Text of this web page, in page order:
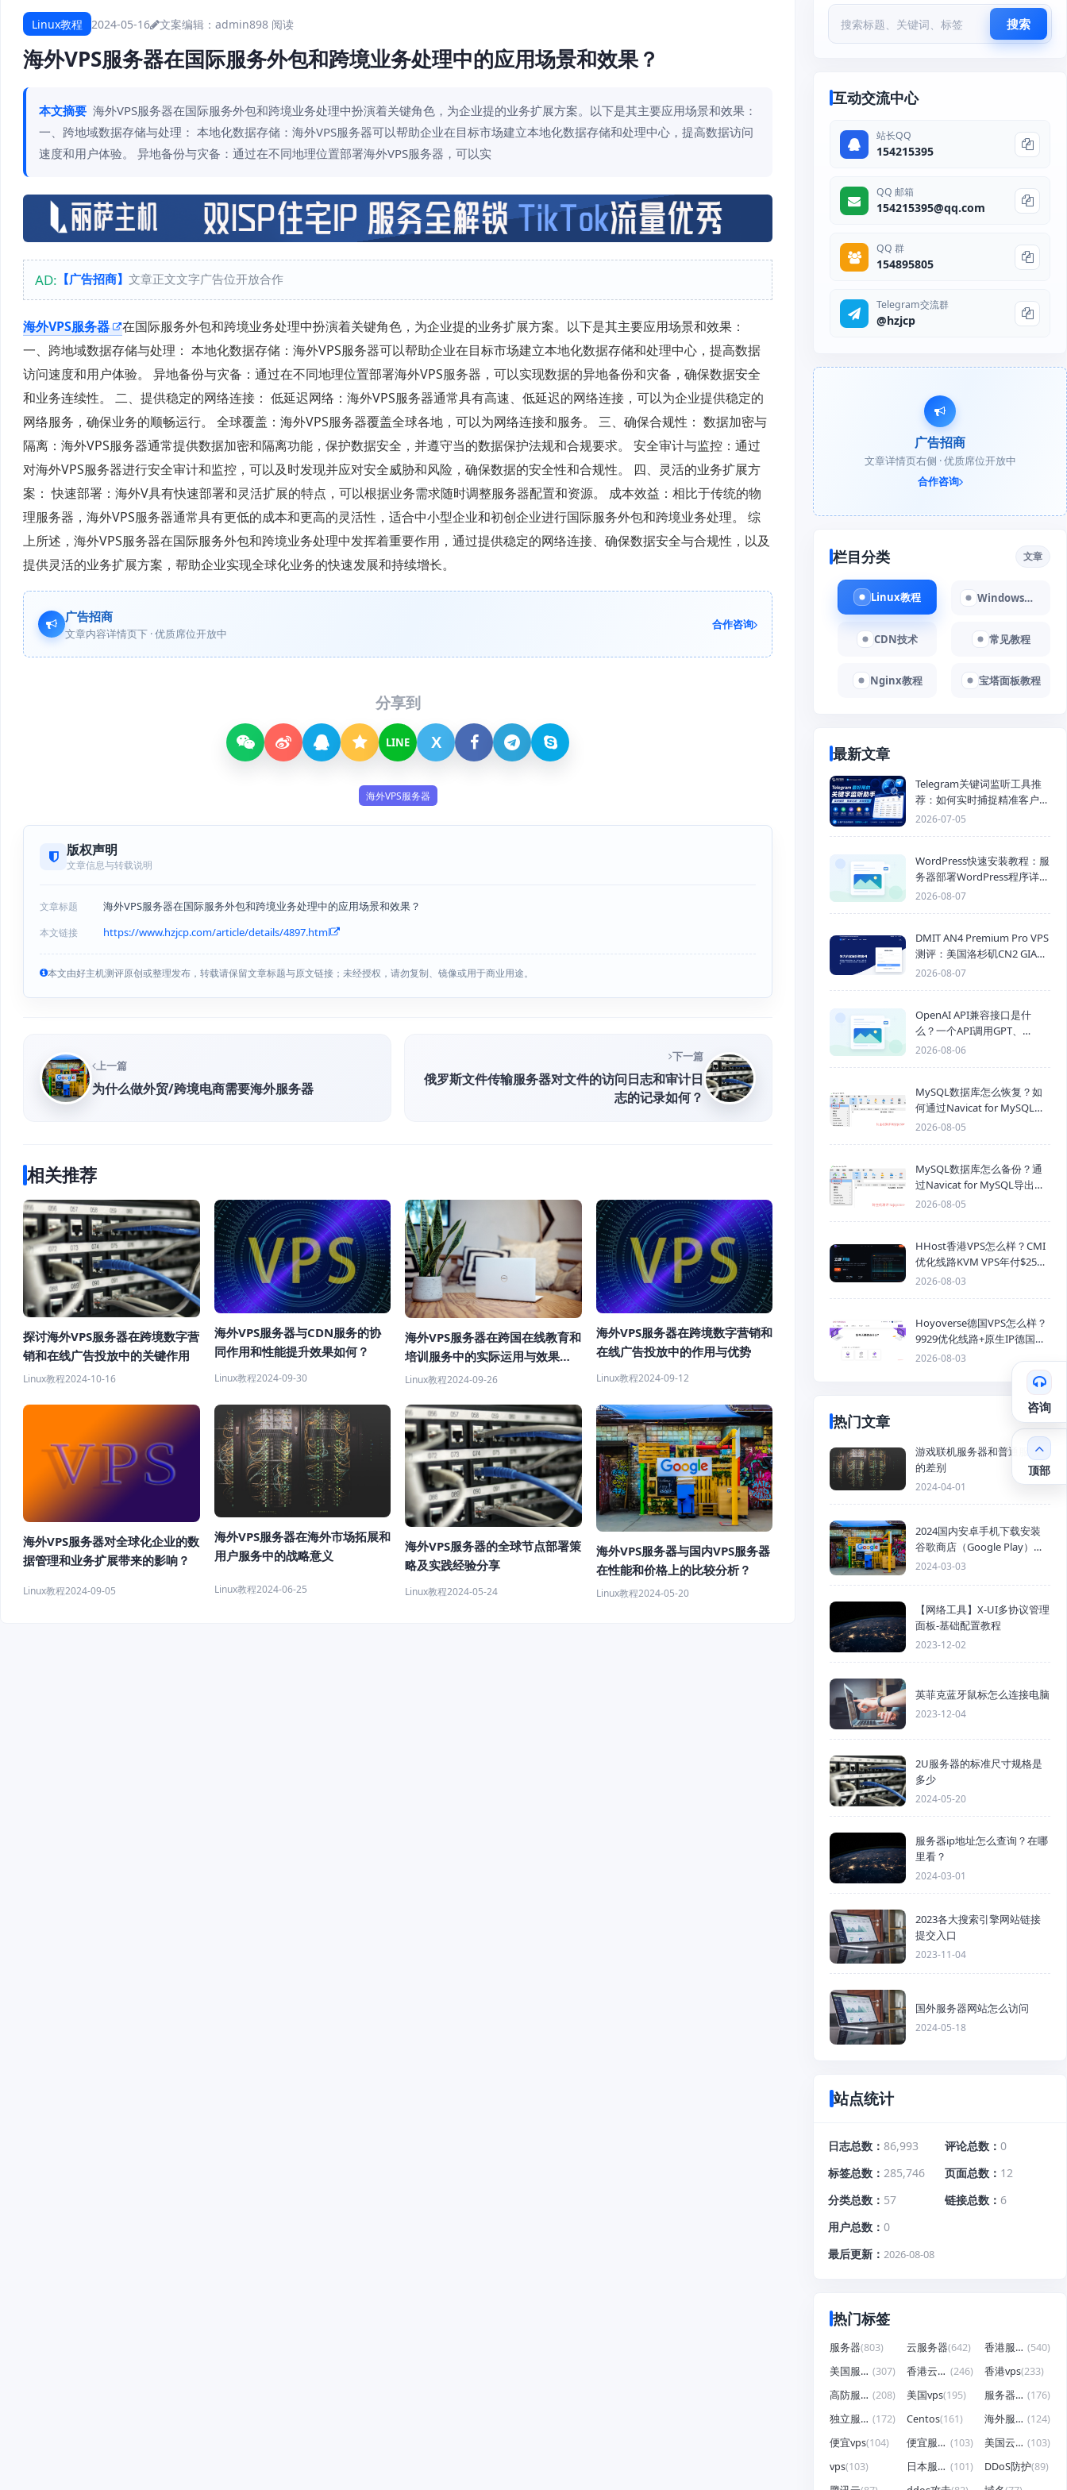
Linux教程 2024-05-16 文案编辑：admin898 阅读
海外VPS服务器在国际服务外包和跨境业务处理中的应用场景和效果？
本文摘要 海外VPS服务器在国际服务外包和跨境业务处理中扮演着关键角色，为企业提的业务扩展方案。以下是其主要应用场景和效果：
一、跨地域数据存储与处理： 本地化数据存储：海外VPS服务器可以帮助企业在目标市场建立本地化数据存储和处理中心，提高数据访问
速度和用户体验。 异地备份与灾备：通过在不同地理位置部署海外VPS服务器，可以实
AD: 【广告招商】 文章正文文字广告位开放合作
海外VPS服务器
在国际服务外包和跨境业务处理中扮演着关键角色，为企业提的业务扩展方案。以下是其主要应用场景和效果：
一、跨地域数据存储与处理： 本地化数据存储：海外VPS服务器可以帮助企业在目标市场建立本地化数据存储和处理中心，提高数据
访问速度和用户体验。 异地备份与灾备：通过在不同地理位置部署海外VPS服务器，可以实现数据的异地备份和灾备，确保数据安全
和业务连续性。 二、提供稳定的网络连接： 低延迟网络：海外VPS服务器通常具有高速、低延迟的网络连接，可以为企业提供稳定的
网络服务，确保业务的顺畅运行。 全球覆盖：海外VPS服务器覆盖全球各地，可以为网络连接和服务。 三、确保合规性： 数据加密与
隔离：海外VPS服务器通常提供数据加密和隔离功能，保护数据安全，并遵守当的数据保护法规和合规要求。 安全审计与监控：通过
对海外VPS服务器进行安全审计和监控，可以及时发现并应对安全威胁和风险，确保数据的安全性和合规性。 四、灵活的业务扩展方
案： 快速部署：海外V具有快速部署和灵活扩展的特点，可以根据业务需求随时调整服务器配置和资源。 成本效益：相比于传统的物
理服务器，海外VPS服务器通常具有更低的成本和更高的灵活性，适合中小型企业和初创企业进行国际服务外包和跨境业务处理。 综
上所述，海外VPS服务器在国际服务外包和跨境业务处理中发挥着重要作用，通过提供稳定的网络连接、确保数据安全与合规性，以及
提供灵活的业务扩展方案，帮助企业实现全球化业务的快速发展和持续增长。
广告招商
文章内容详情页下 · 优质席位开放中
合作咨询
分享到
LINE X
海外VPS服务器
版权声明
文章信息与转载说明
文章标题 海外VPS服务器在国际服务外包和跨境业务处理中的应用场景和效果？
本文链接 https://www.hzjcp.com/article/details/4897.html
本文由好主机测评原创或整理发布，转载请保留文章标题与原文链接；未经授权，请勿复制、镜像或用于商业用途。
上一篇
为什么做外贸/跨境电商需要海外服务器
下一篇
俄罗斯文件传输服务器对文件的访问日志和审计日
志的记录如何？
相关推荐
探讨海外VPS服务器在跨境数字营
销和在线广告投放中的关键作用
Linux教程2024-10-16
海外VPS服务器与CDN服务的协
同作用和性能提升效果如何？
Linux教程2024-09-30
海外VPS服务器在跨国在线教育和
培训服务中的实际运用与效果分
析
Linux教程2024-09-26
海外VPS服务器在跨境数字营销和
在线广告投放中的作用与优势
Linux教程2024-09-12
海外VPS服务器对全球化企业的数
据管理和业务扩展带来的影响？
Linux教程2024-09-05
海外VPS服务器在海外市场拓展和
用户服务中的战略意义
Linux教程2024-06-25
海外VPS服务器的全球节点部署策
略及实践经验分享
Linux教程2024-05-24
海外VPS服务器与国内VPS服务器
在性能和价格上的比较分析？
Linux教程2024-05-20
搜索
互动交流中心
站长QQ
154215395
QQ 邮箱
154215395@qq.com
QQ 群
154895805
Telegram交流群
@hzjcp
广告招商
文章详情页右侧 · 优质席位开放中
合作咨询
栏目分类 文章
Linux教程 Windows教程
CDN技术 常见教程
Nginx教程 宝塔面板教程
最新文章
Telegram关键词监听工具推
荐：如何实时捕捉精准客户，
提高获客效率？
2026-07-05
WordPress快速安装教程：服
务器部署WordPress程序详细
步骤
2026-08-07
DMIT AN4 Premium Pro VPS
测评：美国洛杉矶CN2 GIA三
网优化线路性能测试
2026-08-07
OpenAI API兼容接口是什
么？一个API调用GPT、
Claude、Gemini、DeepSeek
2026-08-06
MySQL数据库怎么恢复？如
何通过Navicat for MySQL导
入SQL备份文件
2026-08-05
MySQL数据库怎么备份？通
过Navicat for MySQL导出
Mysql数据库为SQL格式备份
2026-08-05
HHost香港VPS怎么样？CMI
优化线路KVM VPS年付$25
起，4GB内存优惠套餐
2026-08-03
Hoyoverse德国VPS怎么样？
9929优化线路+原生IP德国
KVM VPS推荐
2026-08-03
热门文章
游戏联机服务器和普通服务器
的差别
2024-04-01
2024国内安卓手机下载安装
谷歌商店（Google Play）详
细步骤
2024-03-03
【网络工具】X-UI多协议管理
面板-基础配置教程
2023-12-02
英菲克蓝牙鼠标怎么连接电脑
2023-12-04
2U服务器的标准尺寸规格是
多少
2024-05-20
服务器ip地址怎么查询？在哪
里看？
2024-03-01
2023各大搜索引擎网站链接
提交入口
2023-11-04
国外服务器网站怎么访问
2024-05-18
站点统计
日志总数 86,993 评论总数
0
标签总数
285,746 页面总数
12
分类总数
57 链接总数
6
用户总数
0
最后更新
2026-08-08
热门标签
服务器(803) 云服务器(642) 香港服务器 (540)
美国服务器 (307) 香港云服务器 (246) 香港vps(233)
高防服务器 (208) 美国vps(195) 服务器租用 (176)
独立服务器 (172) Centos(161) 海外服务器 (124)
便宜vps(104) 便宜服务器 (103) 美国云服务器 (103)
vps(103) 日本服务器 (101) DDoS防护(89)
咨询
顶部